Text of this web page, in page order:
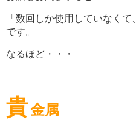
「数回しか使用していなくて
です。
なるほど・・・
貴金属